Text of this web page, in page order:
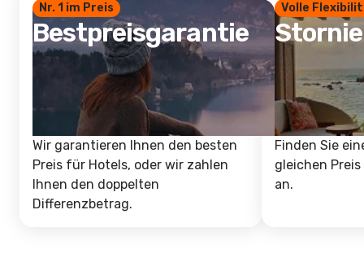
Nr. 1 im Preis
Bestpreisgarantie
Wir garantieren Ihnen den besten
Preis für Hotels, oder wir zahlen
Ihnen den doppelten
Differenzbetrag.
Volle
Finden Sie
gleichen
an.